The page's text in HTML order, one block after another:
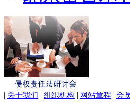
| 关于我们 | 组织机构 | 网站章程 | 会